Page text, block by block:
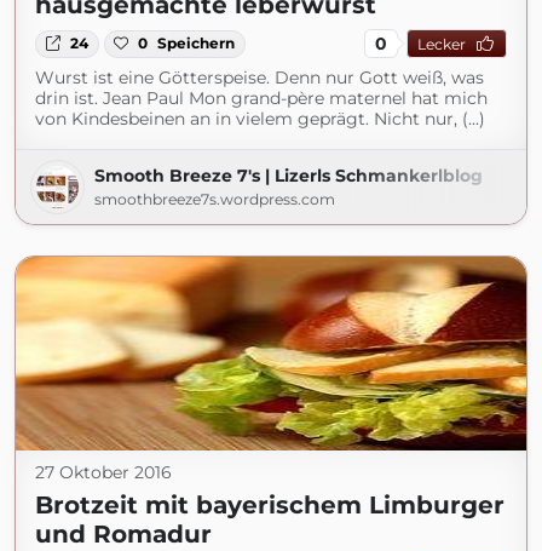
24 0 Speichern 0 Lecker
Wurst ist eine Götterspeise. Denn nur Gott weiß, was
drin ist. Jean Paul Mon grand-père maternel hat mich
von Kindesbeinen an in vielem geprägt. Nicht nur, (...)
Smooth Breeze 7's | Lizerls Schmankerlblog
smoothbreeze7s.wordpress.com
27 Oktober 2016
Brotzeit mit bayerischem Limburger
und Romadur